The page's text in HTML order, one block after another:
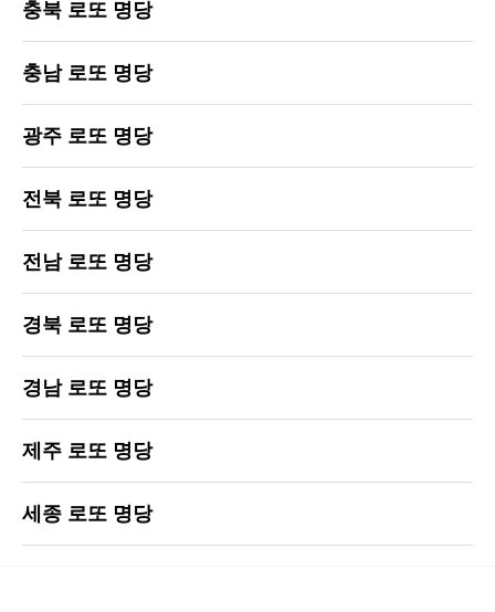
충북 로또 명당
충남 로또 명당
광주 로또 명당
전북 로또 명당
전남 로또 명당
경북 로또 명당
경남 로또 명당
제주 로또 명당
세종 로또 명당